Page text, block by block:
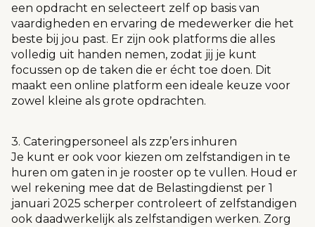
een opdracht en selecteert zelf op basis van
vaardigheden en ervaring de medewerker die het
beste bij jou past. Er zijn ook platforms die alles
volledig uit handen nemen, zodat jij je kunt
focussen op de taken die er écht toe doen. Dit
maakt een online platform een ideale keuze voor
zowel kleine als grote opdrachten.
3. Cateringpersoneel als zzp’ers inhuren
Je kunt er ook voor kiezen om zelfstandigen in te
huren om gaten in je rooster op te vullen. Houd er
wel rekening mee dat de Belastingdienst per 1
januari 2025 scherper controleert of zelfstandigen
ook daadwerkelijk als zelfstandigen werken. Zorg